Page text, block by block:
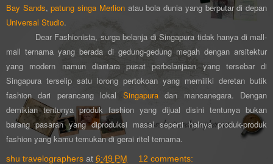
Bay Sands,patung singa Merlionatau bola dunia yang berputar di depan
Universal Studio.
Dear Fashionista, surga belanja di Singapura tidak hanya di mall-
mall ternama yang berada di gedung-gedung megah dengan arsitektur
yang modern namun diantara pusat perbelanjaan yang tersebar di
Singapura terselip satu lorong pertokoan yang memiliki deretan butik
fashion dari perancang lokal Singapuradan mancanegara. Dengan
demikian tentunya produk fashion yang dijual disini tentunya bukan
barang pasaran yang diproduksi masal seperti halnya produk-produk
fashion yang kamu temukan di gerai ritel ternama.
shu travelographers at 6:49 PM 12 comments: